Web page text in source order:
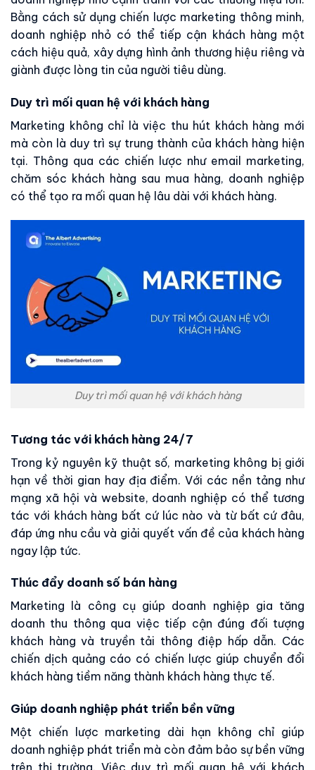
Bằng cách sử dụng chiến lược marketing thông minh,
doanh nghiệp nhỏ có thể tiếp cận khách hàng một
cách hiệu quả, xây dựng hình ảnh thương hiệu riêng và
giành được lòng tin của người tiêu dùng.
Duy trì mối quan hệ với khách hàng
Marketing không chỉ là việc thu hút khách hàng mới
mà còn là duy trì sự trung thành của khách hàng hiện
tại. Thông qua các chiến lược như email marketing,
chăm sóc khách hàng sau mua hàng, doanh nghiệp
có thể tạo ra mối quan hệ lâu dài với khách hàng.
Duy trì mối quan hệ với khách hàng
Tương tác với khách hàng 24/7
Trong kỷ nguyên kỹ thuật số, marketing không bị giới
hạn về thời gian hay địa điểm. Với các nền tảng như
mạng xã hội và website, doanh nghiệp có thể tương
tác với khách hàng bất cứ lúc nào và từ bất cứ đâu,
đáp ứng nhu cầu và giải quyết vấn đề của khách hàng
ngay lập tức.
Thúc đẩy doanh số bán hàng
Marketing là công cụ giúp doanh nghiệp gia tăng
doanh thu thông qua việc tiếp cận đúng đối tượng
khách hàng và truyền tải thông điệp hấp dẫn. Các
chiến dịch quảng cáo có chiến lược giúp chuyển đổi
khách hàng tiềm năng thành khách hàng thực tế.
Giúp doanh nghiệp phát triển bền vững
Một chiến lược marketing dài hạn không chỉ giúp
doanh nghiệp phát triển mà còn đảm bảo sự bền vững